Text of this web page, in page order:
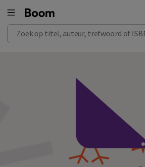
Zoek op titel, auteur, trefwoord of ISBN